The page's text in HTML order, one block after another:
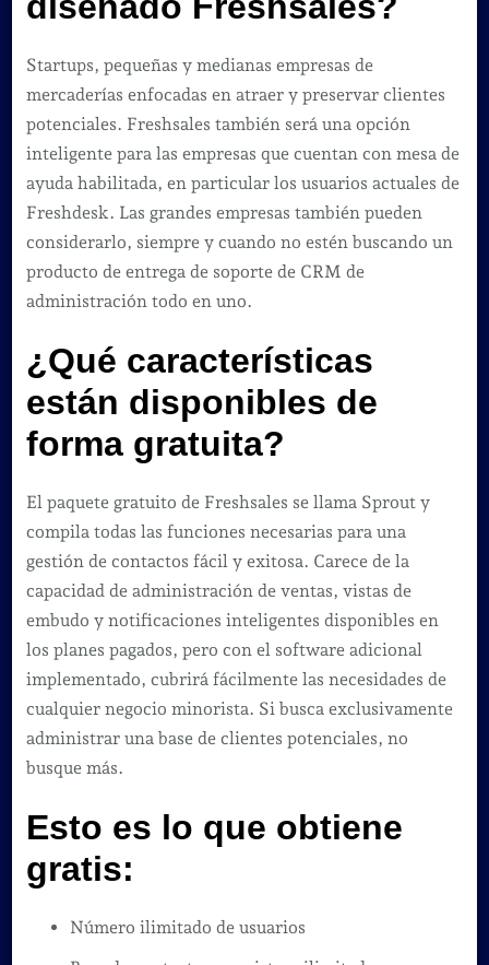
Startups, pequeñas y medianas empresas de
mercaderías enfocadas en atraer y preservar clientes
potenciales. Freshsales también será una opción
inteligente para las empresas que cuentan con mesa de
ayuda habilitada, en particular los usuarios actuales de
Freshdesk. Las grandes empresas también pueden
considerarlo, siempre y cuando no estén buscando un
producto de entrega de soporte de CRM de
administración todo en uno.
¿Qué características
están disponibles de
forma gratuita?
El paquete gratuito de Freshsales se llama Sprout y
compila todas las funciones necesarias para una
gestión de contactos fácil y exitosa. Carece de la
capacidad de administración de ventas, vistas de
embudo y notificaciones inteligentes disponibles en
los planes pagados, pero con el software adicional
implementado, cubrirá fácilmente las necesidades de
cualquier negocio minorista. Si busca exclusivamente
administrar una base de clientes potenciales, no
busque más.
Esto es lo que obtiene
gratis:
Número ilimitado de usuarios